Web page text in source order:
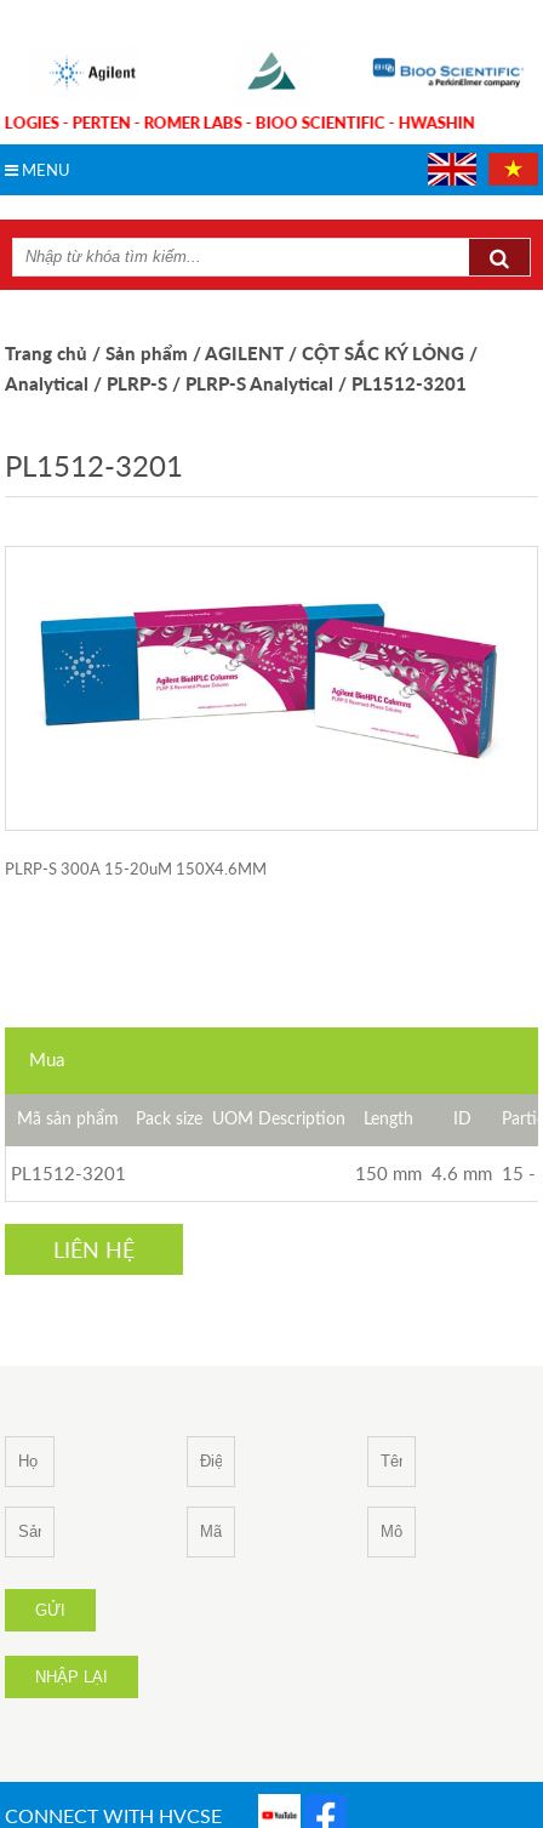
- PERTEN - ROMER LABS - BIOO SCIENTIFIC - HWASHIN
MENU
Trang chủ / Sản phẩm / AGILENT / CỘT SẮC KÝ LỎNG /
Analytical / PLRP-S / PLRP-S Analytical / PL1512-3201
PL1512-3201
PLRP-S 300A 15-20uM 150X4.6MM
Mua
Mã sản phẩm Pack size UOM Description Length ID
PL1512-3201 150 mm 4.6 mm 15 -
LIÊN HỆ
GỬI
NHẬP LẠI
CONNECT WITH HVCSE